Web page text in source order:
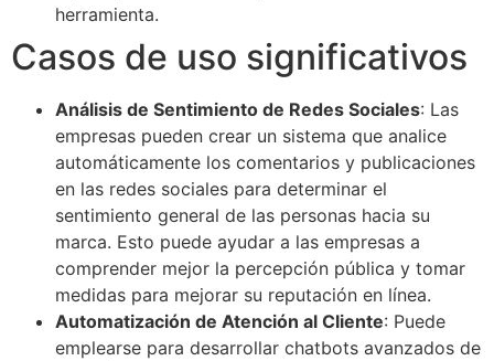
herramienta.
Casos de uso significativos
Análisis de Sentimiento de Redes Sociales: Las
empresas pueden crear un sistema que analice
automáticamente los comentarios y publicaciones
en las redes sociales para determinar el
sentimiento general de las personas hacia su
marca. Esto puede ayudar a las empresas a
comprender mejor la percepción pública y tomar
medidas para mejorar su reputación en línea.
Automatización de Atención al Cliente: Puede
emplearse para desarrollar chatbots avanzados de